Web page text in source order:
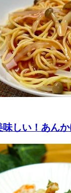
味しい！あん